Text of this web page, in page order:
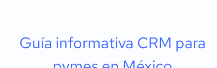
Guía informativa CRM para